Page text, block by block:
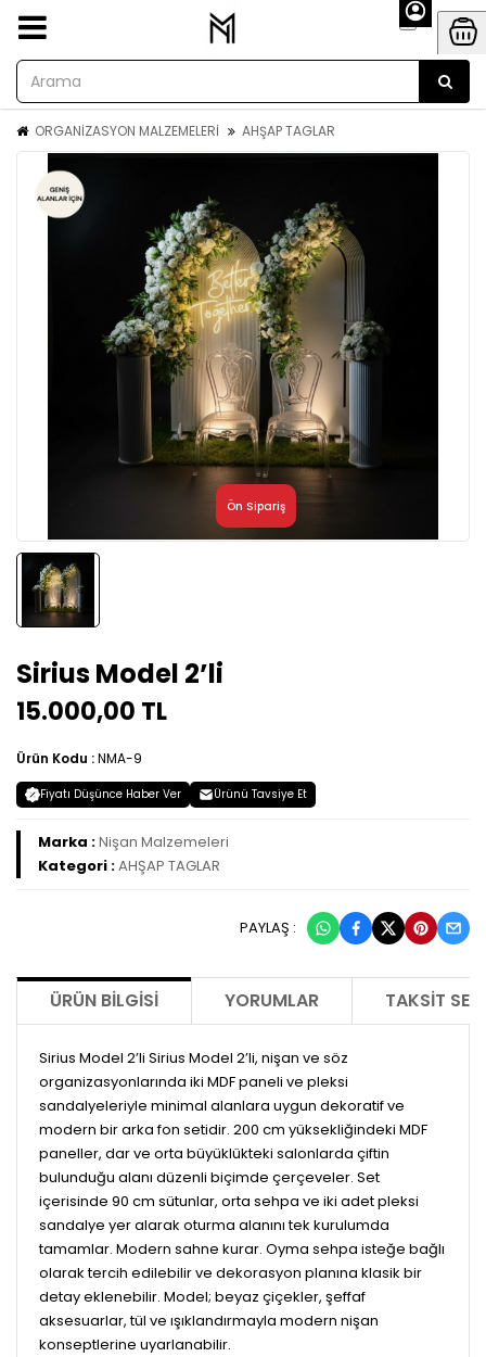
ORGANİZASYON MALZEMELERİ AHŞAP TAGLAR
Sirius Model 2’li
15.000,00 TL
Ürün Kodu :NMA-9
Fiyatı Düşünce Haber Ver Ürünü Tavsiye Et
Marka :Nişan Malzemeleri
Kategori :AHŞAP TAGLAR
PAYLAŞ :
ÜRÜN BILGISI YORUMLAR TAKSIT
Sirius Model 2’li Sirius Model 2’li, nişan ve söz
organizasyonlarında iki MDF paneli ve pleksi
sandalyeleriyle minimal alanlara uygun dekoratif ve
modern bir arka fon setidir. 200 cm yüksekliğindeki MDF
paneller, dar ve orta büyüklükteki salonlarda çiftin
bulunduğu alanı düzenli biçimde çerçeveler. Set
içerisinde 90 cm sütunlar, orta sehpa ve iki adet pleksi
sandalye yer alarak oturma alanını tek kurulumda
tamamlar. Modern sahne kurar. Oyma sehpa isteğe bağlı
olarak tercih edilebilir ve dekorasyon planına klasik bir
detay eklenebilir. Model; beyaz çiçekler, şeffaf
aksesuarlar, tül ve ışıklandırmayla modern nişan
konseptlerine uyarlanabilir.